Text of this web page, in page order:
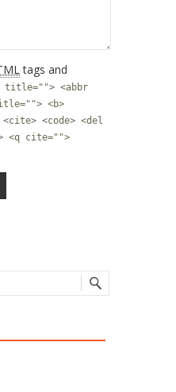
tags and
title=""> <abbr
<b>
<code> <del
<q cite="">